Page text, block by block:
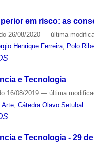
em risco: as
26/08/2020— última
Henrique Ferreira Polo
e Tecnologia
16/08/2019— última
,Arte ,Cátedra Olavo Setubal
e Tecnologia - 29